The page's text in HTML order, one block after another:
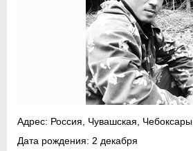
Адрес: Россия, Чувашская, Чебоксары
Дата рождения: 2 декабря